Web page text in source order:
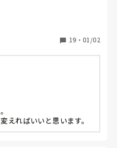
年という先生がほとん
です。
19 ・ 01/02
えればいいと思います。